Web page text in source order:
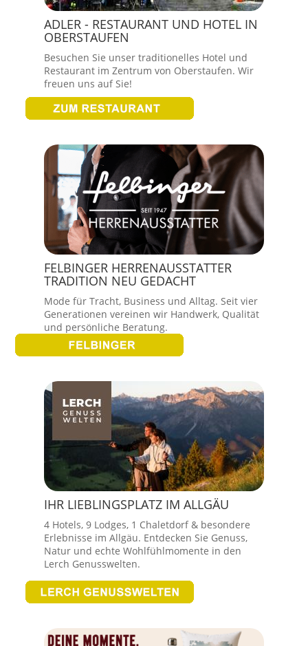
ADLER - RESTAURANT UND HOTEL IN
OBERSTAUFEN
Besuchen Sie unser traditionelles Hotel und
Restaurant im Zentrum von Oberstaufen. Wir
freuen uns auf Sie!
FELBINGER HERRENAUSSTATTER
TRADITION NEU GEDACHT
Mode für Tracht, Business und Alltag. Seit vier
Generationen vereinen wir Handwerk, Qualität
und persönliche Beratung.
IHR LIEBLINGSPLATZ IM ALLGÄU
4 Hotels, 9 Lodges, 1 Chaletdorf & besondere
Erlebnisse im Allgäu. Entdecken Sie Genuss,
Natur und echte Wohlfühlmomente in den
Lerch Genusswelten.